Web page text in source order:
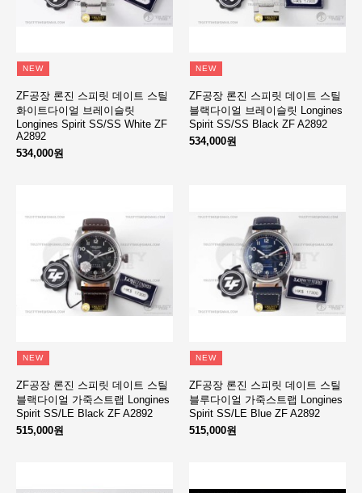
NEW
ZF공장 론진 스피릿 데이트 스틸
화이트다이얼 브레이슬릿
Longines Spirit SS/SS White ZF
A2892
534,000원
NEW
ZF공장 론진 스피릿 데이트 스틸
블랙다이얼 브레이슬릿 Longines
Spirit SS/SS Black ZF A2892
534,000원
NEW
ZF공장 론진 스피릿 데이트 스틸
블랙다이얼 가죽스트랩 Longines
Spirit SS/LE Black ZF A2892
515,000원
NEW
ZF공장 론진 스피릿 데이트 스틸
블루다이얼 가죽스트랩 Longines
Spirit SS/LE Blue ZF A2892
515,000원